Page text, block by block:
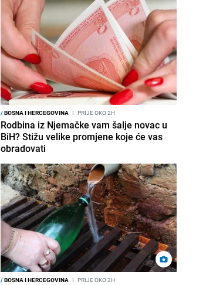
/BOSNA I HERCEGOVINA I PRIJE OKO 2H
Rodbina iz Njemačke vam šalje novac u
BiH? Stižu velike promjene koje će vas
obradovati
/BOSNA I HERCEGOVINA I PRIJE OKO 2H